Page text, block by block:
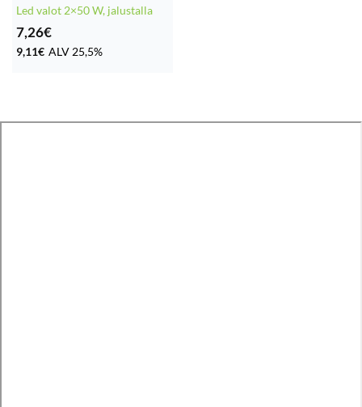
Led valot 2×50 W, jalustalla
7,26€
9,11€ ALV 25,5%